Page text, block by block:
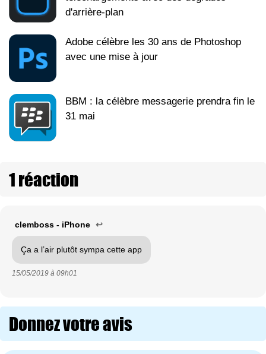
d'arrière-plan
Adobe célèbre les 30 ans de Photoshop
avec une mise à jour
BBM : la célèbre messagerie prendra fin le
31 mai
1 réaction
clemboss - iPhone ↩
Ça a l’air plutôt sympa cette app
15/05/2019 à 09h01
Donnez votre avis